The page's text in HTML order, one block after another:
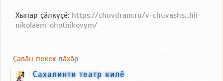
Хыпар ҫӑлкуҫӗ: https://chuvdram.ru/v-chuvashs...hii-
nikolaem-ohotnikovym/
Ҫавӑн пекех пӑхӑр
Сахалинти театр килӗ